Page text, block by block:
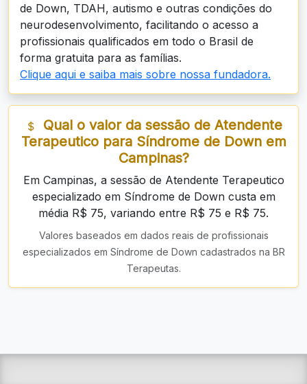
de Down, TDAH, autismo e outras condições do
neurodesenvolvimento, facilitando o acesso a
profissionais qualificados em todo o Brasil de
forma gratuita para as famílias.
Clique aqui e saiba mais sobre nossa fundadora.
Qual o valor da sessão de Atendente
Terapeutico para Síndrome de Down em
Campinas?
Em Campinas, a sessão de Atendente Terapeutico
especializado em Síndrome de Down custa em
média R$ 75, variando entre R$ 75 e R$ 75.
Valores baseados em dados reais de profissionais
especializados em Síndrome de Down cadastrados na BR
Terapeutas.